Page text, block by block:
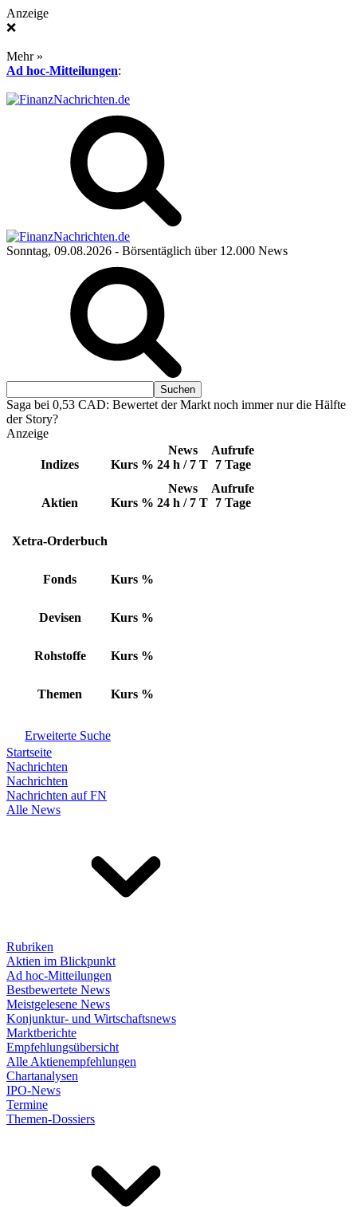
Anzeige
❌
Mehr »
Ad hoc-Mitteilungen:
Sonntag, 09.08.2026 - Börsentäglich über 12.000 News
Saga bei 0,53 CAD: Bewertet der Markt noch immer nur die Hälfte
der Story?
Anzeige
Indizes Kurs %
News
24 h / 7 T
Aufrufe
7 Tage
Aktien Kurs %
News
24 h / 7 T
Aufrufe
7 Tage
Xetra-Orderbuch
Fonds Kurs %
Devisen Kurs %
Rohstoffe Kurs %
Themen Kurs %
Erweiterte Suche
Startseite
Nachrichten
Nachrichten
Nachrichten auf FN
Alle News
Rubriken
Aktien im Blickpunkt
Ad hoc-Mitteilungen
Bestbewertete News
Meistgelesene News
Konjunktur- und Wirtschaftsnews
Marktberichte
Empfehlungsübersicht
Alle Aktienempfehlungen
Chartanalysen
IPO-News
Termine
Themen-Dossiers